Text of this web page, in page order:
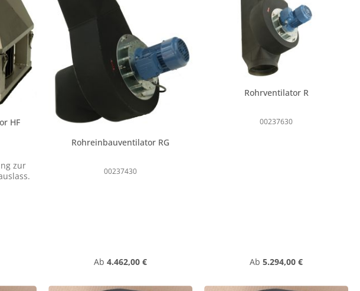
HF
zur
Rohreinbauventilator RG
00237430
Regulärer Preis:
Ab4.462,00 €
Rohrventilator R
00237630
Regulärer Preis:
Ab5.294,00 €